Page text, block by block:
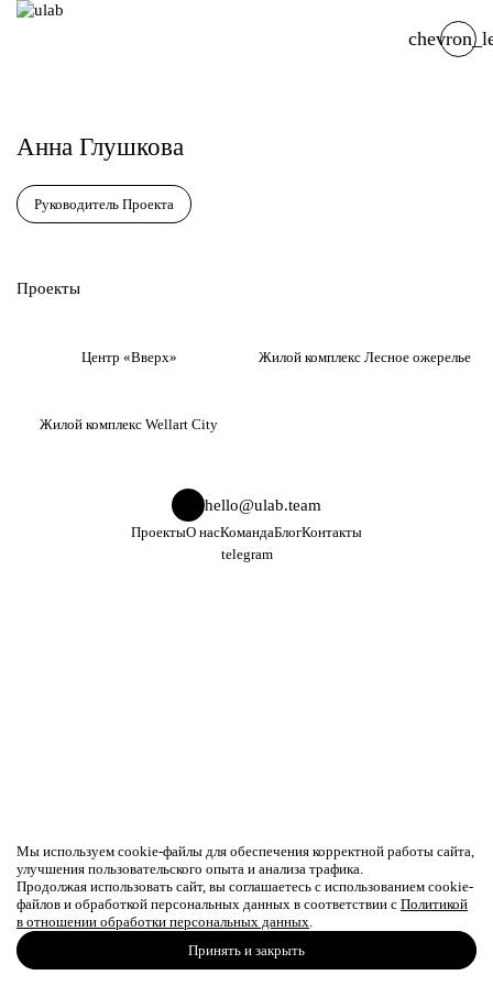
Анна Глушкова
Руководитель Проекта
Проекты
Центр «Вверх» Жилой комплекс Лесное ожерелье
Жилой комплекс Wellart City
hello@ulab.team
ПроектыО насКомандаБлогКонтакты
telegram
Мы используем cookie-файлы для обеспечения корректной работы сайта,
улучшения пользовательского опыта и анализа трафика.
Продолжая использовать сайт, вы соглашаетесь с использованием cookie-
файлов и обработкой персональных данных в соответствии с Политикой
в отношении обработки персональных данных.
Принять и закрыть